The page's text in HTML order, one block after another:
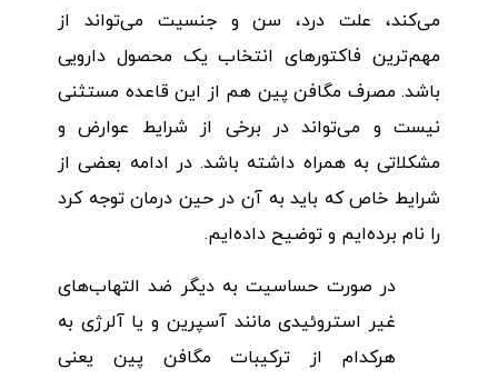
می‌کند، علت درد، سن و جنسیت می‌تواند از
مهم‌ترین فاکتورهای انتخاب یک محصول دارویی
باشد. مصرف مگافن پین هم از این قاعده مستثنی
نیست و می‌تواند در برخی از شرایط عوارض و
مشکلاتی به همراه داشته باشد. در ادامه بعضی از
شرایط خاص که باید به آن در حین درمان توجه کرد
را نام برده‌ایم و توضیح داده‌ایم.
در صورت حساسیت به دیگر ضد التهاب‌های
غیر استروئیدی مانند آسپرین و یا آلرژی به
هرکدام از ترکیبات مگافن پین یعنی